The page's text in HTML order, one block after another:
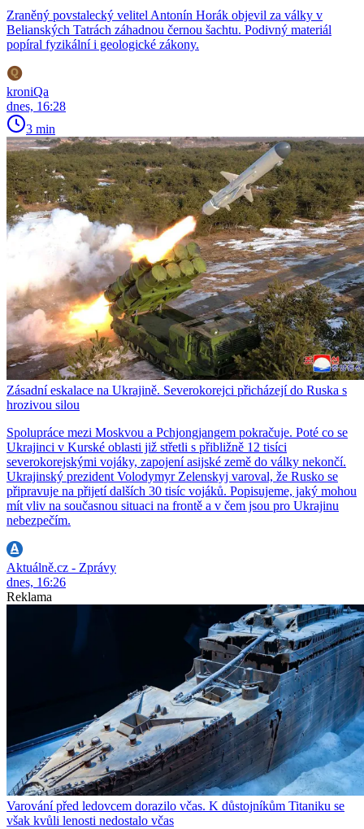
Zraněný povstalecký velitel Antonín Horák objevil za války v
Belianských Tatrách záhadnou černou šachtu. Podivný materiál
popíral fyzikální i geologické zákony.
kroniQa
dnes, 16:28
3 min
Zásadní eskalace na Ukrajině. Severokorejci přicházejí do Ruska s
hrozivou silou
Spolupráce mezi Moskvou a Pchjongjangem pokračuje. Poté co se
Ukrajinci v Kurské oblasti již střetli s přibližně 12 tisíci
severokorejskými vojáky, zapojení asijské země do války nekončí.
Ukrajinský prezident Volodymyr Zelenskyj varoval, že Rusko se
připravuje na přijetí dalších 30 tisíc vojáků. Popisujeme, jaký mohou
mít vliv na současnou situaci na frontě a v čem jsou pro Ukrajinu
nebezpečím.
Aktuálně.cz - Zprávy
dnes, 16:26
Reklama
Varování před ledovcem dorazilo včas. K důstojníkům Titaniku se
však kvůli lenosti nedostalo včas